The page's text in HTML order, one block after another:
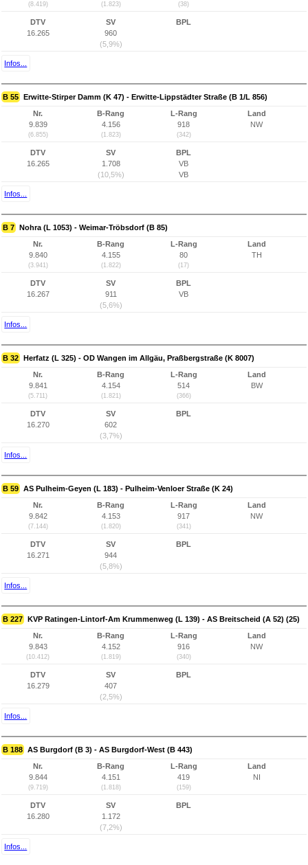
(8.419) (1.823) (38)
DTV
16.265
SV
960
(5,9%)
BPL
Infos...
B 55 Erwitte-Stirper Damm (K 47) - Erwitte-Lippstädter Straße (B 1/L 856)
Nr.
9.839
(6.855)
B-Rang
4.156
(1.823)
L-Rang
918
(342)
Land
NW
DTV
16.265
SV
1.708
(10,5%)
BPL
VB
VB
Infos...
B 7 Nohra (L 1053) - Weimar-Tröbsdorf (B 85)
Nr.
9.840
(3.941)
B-Rang
4.155
(1.822)
L-Rang
80
(17)
Land
TH
DTV
16.267
SV
911
(5,6%)
BPL
VB
Infos...
B 32 Herfatz (L 325) - OD Wangen im Allgäu, Praßbergstraße (K 8007)
Nr.
9.841
(5.711)
B-Rang
4.154
(1.821)
L-Rang
514
(366)
Land
BW
DTV
16.270
SV
602
(3,7%)
BPL
Infos...
B 59 AS Pulheim-Geyen (L 183) - Pulheim-Venloer Straße (K 24)
Nr.
9.842
(7.144)
B-Rang
4.153
(1.820)
L-Rang
917
(341)
Land
NW
DTV
16.271
SV
944
(5,8%)
BPL
Infos...
B 227 KVP Ratingen-Lintorf-Am Krummenweg (L 139) - AS Breitscheid (A 52) (25)
Nr.
9.843
(10.412)
B-Rang
4.152
(1.819)
L-Rang
916
(340)
Land
NW
DTV
16.279
SV
407
(2,5%)
BPL
Infos...
B 188 AS Burgdorf (B 3) - AS Burgdorf-West (B 443)
Nr.
9.844
(9.719)
B-Rang
4.151
(1.818)
L-Rang
419
(159)
Land
NI
DTV
16.280
SV
1.172
(7,2%)
BPL
Infos...